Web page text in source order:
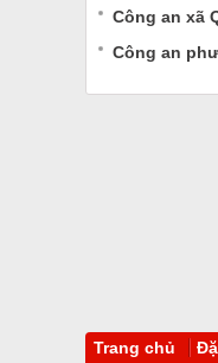
Công an xã
Công an
Trang chủ